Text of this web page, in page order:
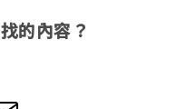
的內容？